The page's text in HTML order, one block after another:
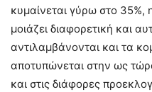
κυμαίνεται γύρω στο 35%,
μοιάζει διαφορετική και
αντιλαμβάνονται και τα
αποτυπώνεται στην ως
και στις διάφορες